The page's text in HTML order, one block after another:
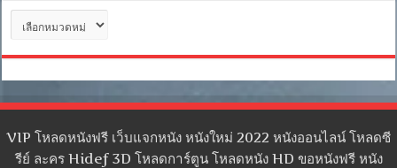
หมู่
VIP โหลดหนังฟรี เว็บแจกหนัง หนังใหม่ 2022 หนังออนไลน์ โหลดซี
รีย์ ละคร Hidef 3D โหลดการ์ตูน โหลดหนัง HD ขอหนังฟรี หนัง